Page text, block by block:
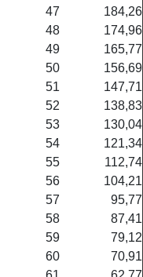
47
184,26
48
174,96
49
165,77
50
156,69
51
147,71
52
138,83
53
130,04
54
121,34
55
112,74
56
104,21
57
95,77
58
87,41
59
79,12
60
70,91